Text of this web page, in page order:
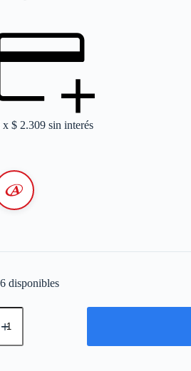
x$ 2.309 sin interés
disponibles
Hembra